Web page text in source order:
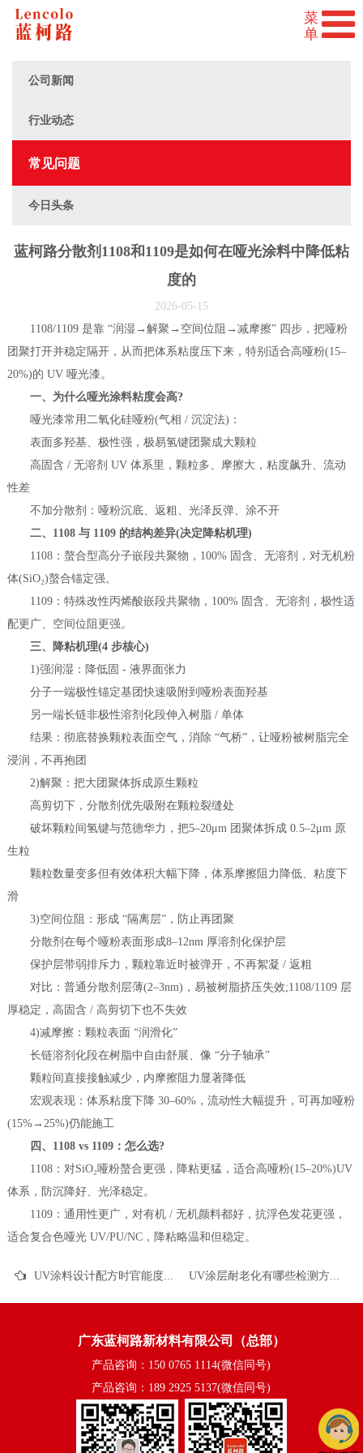
公司新闻
行业动态
常见问题
今日头条
蓝柯路分散剂1108和1109是如何在哑光涂料中降低粘
度的
2026-05-15
1108/1109 是靠 “润湿→解聚→空间位阻→减摩擦” 四步，把哑粉
团聚打开并稳定隔开，从而把体系粘度压下来，特别适合高哑粉(15–
20%)的 UV 哑光漆。
一、为什么哑光涂料粘度会高?
哑光漆常用二氧化硅哑粉(气相 / 沉淀法)：
表面多羟基、极性强，极易氢键团聚成大颗粒
高固含 / 无溶剂 UV 体系里，颗粒多、摩擦大，粘度飙升、流动
性差
不加分散剂：哑粉沉底、返粗、光泽反弹、涂不开
二、1108 与 1109 的结构差异(决定降粘机理)
1108：螯合型高分子嵌段共聚物，100% 固含、无溶剂，对无机粉
体(SiO₂)螯合锚定强。
1109：特殊改性丙烯酸嵌段共聚物，100% 固含、无溶剂，极性适
配更广、空间位阻更强。
三、降粘机理(4 步核心)
1)强润湿：降低固 - 液界面张力
分子一端极性锚定基团快速吸附到哑粉表面羟基
另一端长链非极性溶剂化段伸入树脂 / 单体
结果：彻底替换颗粒表面空气，消除 “气桥”，让哑粉被树脂完全
浸润，不再抱团
2)解聚：把大团聚体拆成原生颗粒
高剪切下，分散剂优先吸附在颗粒裂缝处
破坏颗粒间氢键与范德华力，把5–20μm 团聚体拆成 0.5–2μm 原
生粒
颗粒数量变多但有效体积大幅下降，体系摩擦阻力降低、粘度下
滑
3)空间位阻：形成 “隔离层”，防止再团聚
分散剂在每个哑粉表面形成8–12nm 厚溶剂化保护层
保护层带弱排斥力，颗粒靠近时被弹开，不再絮凝 / 返粗
对比：普通分散剂层薄(2–3nm)，易被树脂挤压失效;1108/1109 层
厚稳定，高固含 / 高剪切下也不失效
4)减摩擦：颗粒表面 “润滑化”
长链溶剂化段在树脂中自由舒展、像 “分子轴承”
颗粒间直接接触减少，内摩擦阻力显著降低
宏观表现：体系粘度下降 30–60%，流动性大幅提升，可再加哑粉
(15%→25%)仍能施工
四、1108 vs 1109：怎么选?
1108：对SiO₂哑粉螯合更强，降粘更猛，适合高哑粉(15–20%)UV
体系，防沉降好、光泽稳定。
1109：通用性更广，对有机 / 无机颜料都好，抗浮色发花更强，
适合复合色哑光 UV/PU/NC，降粘略温和但稳定。
UV涂层耐老化有哪些检测方法
广东蓝柯路新材料有限公司（总部）
产品咨询：150 0765 1114(微信同号)
产品咨询：189 2925 5137(微信同号)